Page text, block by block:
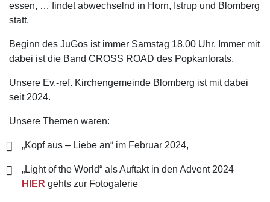
essen, … findet abwechselnd in Horn, Istrup und Blomberg
statt.
Beginn des JuGos ist immer Samstag 18.00 Uhr. Immer mit
dabei ist die Band CROSS ROAD des Popkantorats.
Unsere Ev.-ref. Kirchengemeinde Blomberg ist mit dabei
seit 2024.
Unsere Themen waren:
„Kopf aus – Liebe an“ im Februar 2024,
„Light of the World“ als Auftakt in den Advent 2024
HIER gehts zur Fotogalerie